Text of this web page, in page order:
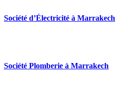
Société d’Électricité à Marrakech
Société Plomberie à Marrakech